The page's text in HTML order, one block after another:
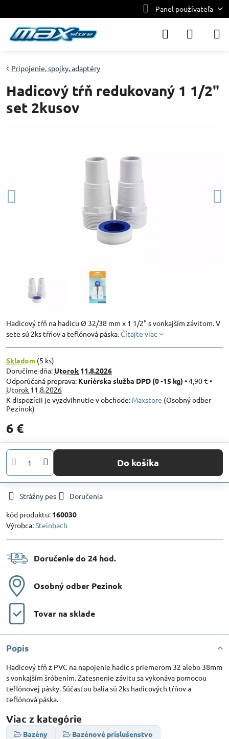
Panel používateľa
Pripojenie, spojky, adaptéry
Hadicový tŕň redukovaný 1 1/2"
set 2kusov
Hadicový tŕň na hadicu Ø 32/38 mm x 1 1/2" s vonkajším závitom. V
sete sú 2ks tŕňov a teflónová páska.Čítajte viac
Skladom (5 ks)
Doručíme dňa: Utorok 11.8.2026
Kuriérska služba DPD (0 -15 kg) •4,90 €•
Utorok 11.8.2026
Maxstore (Osobný odber
Pezinok)
6 €
Do košíka
Strážny pes
Doručenia
kód produktu: 160030
Výrobca:Steinbach
Doručenie do 24 hod​.
Osobný odber Pezinok
Tovar na sklade
Popis
Hadicový tŕň z PVC na napojenie hadíc s priemerom 32 alebo 38mm
s vonkajším šróbením. Zatesnenie závitu sa vykonáva pomocou
teflónovej pásky. Súčasťou balia sú 2ks hadicových tŕňov a
teflónová páska.
Viac z kategórie
Bazény
Bazénové príslušenstvo